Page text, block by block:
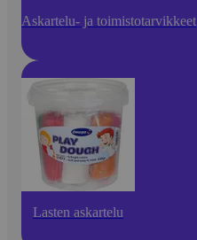
Askartelu- ja toimistotarvikkeet
Lasten askartelu